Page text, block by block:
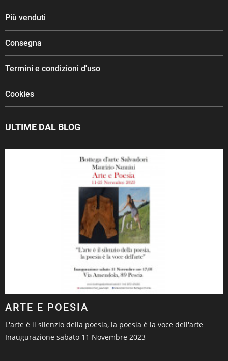
Più venduti
Consegna
Termini e condizioni d'uso
Cookies
ULTIME DAL BLOG
ARTE E POESIA
L'arte è il silenzio della poesia, la poesia è la voce dell'arte
Inaugurazione sabato 11 Novembre 2023